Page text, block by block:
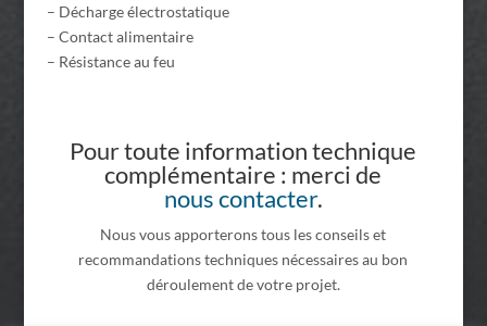
– Décharge électrostatique
– Contact alimentaire
– Résistance au feu
Pour toute information technique
complémentaire : merci de
nous contacter.
Nous vous apporterons tous les conseils et
recommandations techniques nécessaires au bon
déroulement de votre projet.